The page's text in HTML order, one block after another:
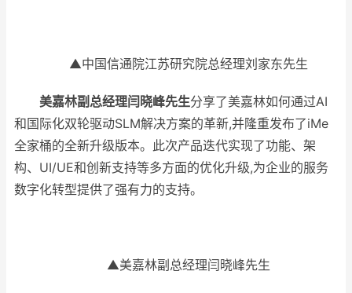
▲中国信通院江苏研究院总经理刘家东先生
美嘉林副总经理闫晓峰先生分享了美嘉林如何通过AI
和国际化双轮驱动SLM解决方案的革新,并隆重发布了iMe
全家桶的全新升级版本。此次产品迭代实现了功能、架
构、UI/UE和创新支持等多方面的优化升级,为企业的服务
数字化转型提供了强有力的支持。
▲美嘉林副总经理闫晓峰先生